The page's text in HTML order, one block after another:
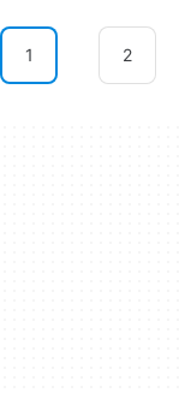
1 2